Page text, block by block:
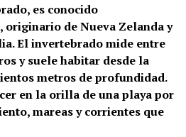
es conocido
originario de Nueva Zelanda y
El invertebrado mide entre
y suele habitar desde la
metros de profundidad.
en la orilla de una playa por
mareas y corrientes que